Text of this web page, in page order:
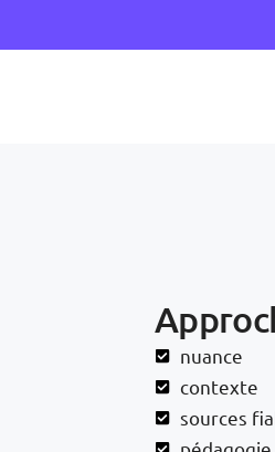
nuance
contexte
sources